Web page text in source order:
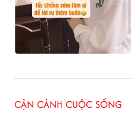
CẬN CẢNH CUỘC SỐNG